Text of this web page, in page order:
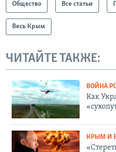
Общество Все статьи
Весь Крым
ЧИТАЙТЕ ТАКЖЕ:
ВОЙНА
Как
КРЫМ И